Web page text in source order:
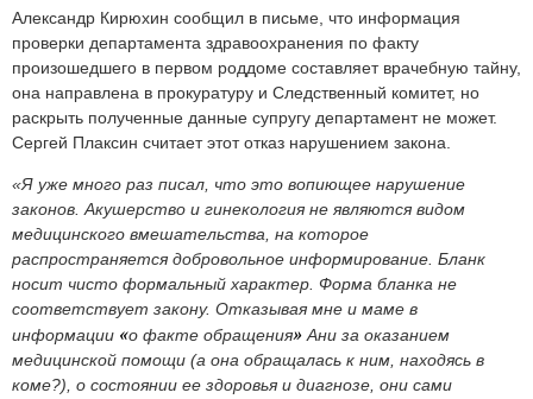
Александр Кирюхин сообщил в письме, что информация
проверки департамента здравоохранения по факту
произошедшего в первом роддоме составляет врачебную тайну,
она направлена в прокуратуру и Следственный комитет, но
раскрыть полученные данные супругу департамент не может.
Сергей Плаксин считает этот отказ нарушением закона.
«Я уже много раз писал, что это вопиющее нарушение
законов. Акушерство и гинекология не являются видом
медицинского вмешательства, на которое
распространяется добровольное информирование. Бланк
носит чисто формальный характер. Форма бланка не
соответствует закону. Отказывая мне и маме в
информации «о факте обращения» Ани за оказанием
медицинской помощи (а она обращалась к ним, находясь в
коме?), о состоянии ее здоровья и диагнозе, они сами